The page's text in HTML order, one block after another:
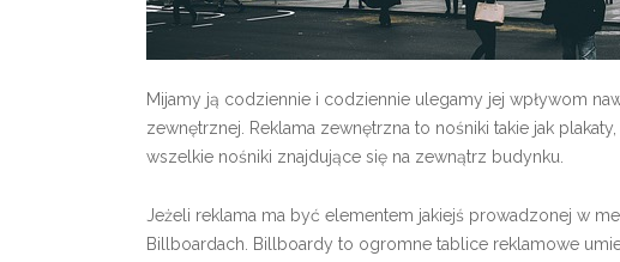
Mijamy ją codziennie i codziennie ulegamy jej wpływom
zewnętrznej. Reklama zewnętrzna to nośniki takie jak
wszelkie nośniki znajdujące się na zewnątrz budynku.
Jeżeli reklama ma być elementem jakiejś prowadzonej w
Billboardach. Billboardy to ogromne tablice reklamowe